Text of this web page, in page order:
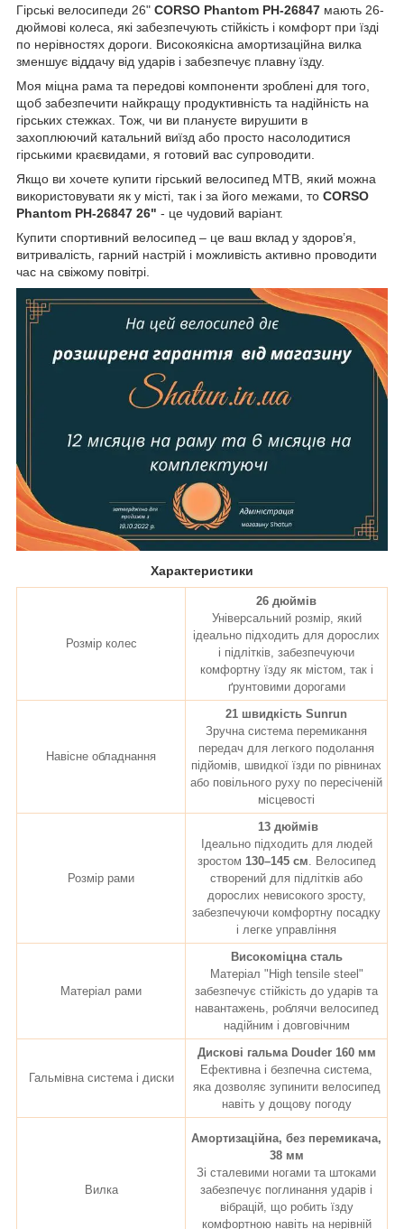
Гірські велосипеди 26" CORSO Phantom PH-26847 мають 26-
дюймові колеса, які забезпечують стійкість і комфорт при їзді
по нерівностях дороги. Високоякісна амортизаційна вилка
зменшує віддачу від ударів і забезпечує плавну їзду.
Моя міцна рама та передові компоненти зроблені для того,
щоб забезпечити найкращу продуктивність та надійність на
гірських стежках. Тож, чи ви плануєте вирушити в
захоплюючий катальний виїзд або просто насолодитися
гірськими краєвидами, я готовий вас супроводити.
Якщо ви хочете купити гірський велосипед MTB, який можна
використовувати як у місті, так і за його межами, то CORSO
Phantom PH-26847 26" - це чудовий варіант.
Купити спортивний велосипед – це ваш вклад у здоров’я,
витривалість, гарний настрій і можливість активно проводити
час на свіжому повітрі.
Характеристики
Розмір колес
26 дюймів
Універсальний розмір, який
ідеально підходить для дорослих
і підлітків, забезпечуючи
комфортну їзду як містом, так і
ґрунтовими дорогами
Навісне обладнання
21 швидкість Sunrun
Зручна система перемикання
передач для легкого подолання
підйомів, швидкої їзди по рівнинах
або повільного руху по пересіченій
місцевості
Розмір рами
13 дюймів
Ідеально підходить для людей
зростом 130–145 см . Велосипед
створений для підлітків або
дорослих невисокого зросту,
забезпечуючи комфортну посадку
і легке управління
Матеріал рами
Високоміцна сталь
Матеріал "High tensile steel"
забезпечує стійкість до ударів та
навантажень, роблячи велосипед
надійним і довговічним
Гальмівна система і диски
Дискові гальма Douder 160 мм
Ефективна і безпечна система,
яка дозволяє зупинити велосипед
навіть у дощову погоду
Вилка
Амортизаційна, без перемикача,
38 мм
Зі сталевими ногами та штоками
забезпечує поглинання ударів і
вібрацій, що робить їзду
комфортною навіть на нерівній